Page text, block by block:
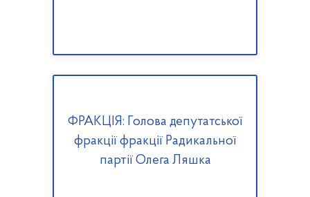
ФРАКЦІЯ: Голова депутатської
фракції фракції Радикальної
партії Олега Ляшка